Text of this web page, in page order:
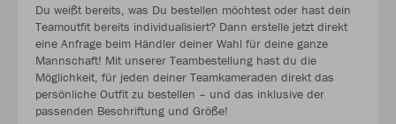
Du weißt bereits, was Du bestellen möchtest oder hast dein
Teamoutfit bereits individualisiert? Dann erstelle jetzt direkt
eine Anfrage beim Händler deiner Wahl für deine ganze
Mannschaft! Mit unserer Teambestellung hast du die
Möglichkeit, für jeden deiner Teamkameraden direkt das
persönliche Outfit zu bestellen – und das inklusive der
passenden Beschriftung und Größe!